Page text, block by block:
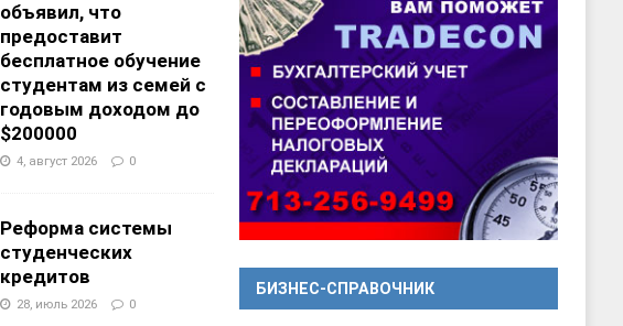
объявил, что
предоставит
бесплатное обучение
студентам из семей с
годовым доходом до
$200000
4, август 2026 0
Реформа системы
студенческих
кредитов
28, июль 2026 0
БИЗНЕС-СПРАВОЧНИК